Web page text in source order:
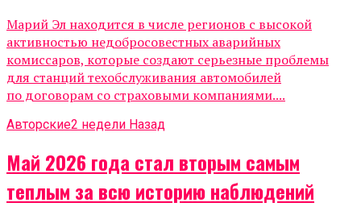
Марий Эл находится в числе регионов с высокой
активностью недобросовестных аварийных
комиссаров, которые создают серьезные проблемы
для станций техобслуживания автомобилей
по договорам со страховыми компаниями....
Авторские2 недели Назад
Май 2026 года стал вторым самым
теплым за всю историю наблюдений